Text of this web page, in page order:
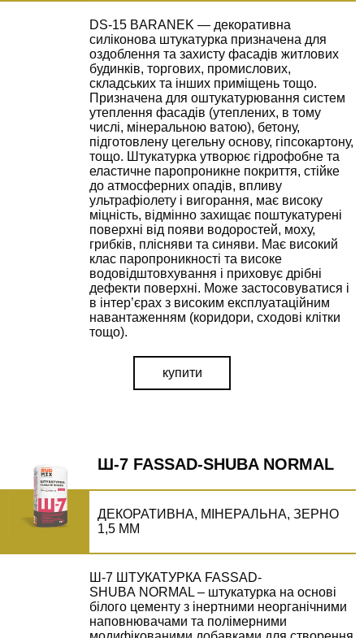
DS-15 BARANEK — декоративна
силіконова штукатурка призначена для
оздоблення та захисту фасадів житлових
будинків, торгових, промислових,
складських та інших приміщень тощо.
Призначена для оштукатурювання систем
утеплення фасадів (утеплених, в тому
числі, мінеральною ватою), бетону,
підготовлену цегельну основу, гіпсокартону,
тощо. Штукатурка утворює гідрофобне та
еластичне паропроникне покриття, стійке
до атмосферних опадів, впливу
ультрафіолету і вигорання, має високу
міцність, відмінно захищає поштукатурені
поверхні від появи водоростей, моху,
грибків, плісняви та синяви. Має високий
клас паропроникності та високе
водовідштовхування і приховує дрібні
дефекти поверхні. Може застосовуватися і
в інтер’єрах з високим експлуатаційним
навантаженням (коридори, сходові клітки
тощо).
купити
Ш-7 FASSAD-SHUBA NORMAL
ДЕКОРАТИВНА, МІНЕРАЛЬНА, ЗЕРНО
1,5 ММ
Ш-7 ШТУКАТУРКА FASSAD-
SHUBA NORMAL – штукатурка на основі
білого цементу з інертними неорганічними
наповнювачами та полімерними